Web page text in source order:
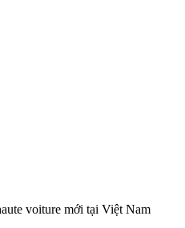
voiture mới tại Việt Nam